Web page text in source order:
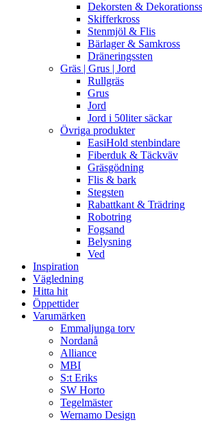
Dekorsten &
Skifferkross
Stenmjöl & Flis
Bärlager & Samkross
Dräneringssten
Gräs | Grus | Jord
Rullgräs
Grus
Jord
Jord i 50liter säckar
Övriga produkter
EasiHold stenbindare
Fiberduk & Täckväv
Gräsgödning
Flis & bark
Stegsten
Rabattkant & Trädring
Robotring
Fogsand
Belysning
Ved
Inspiration
Vägledning
Hitta hit
Öppettider
Varumärken
Emmaljunga torv
Nordanå
Alliance
MBI
S:t Eriks
SW Horto
Tegelmäster
Wernamo Design